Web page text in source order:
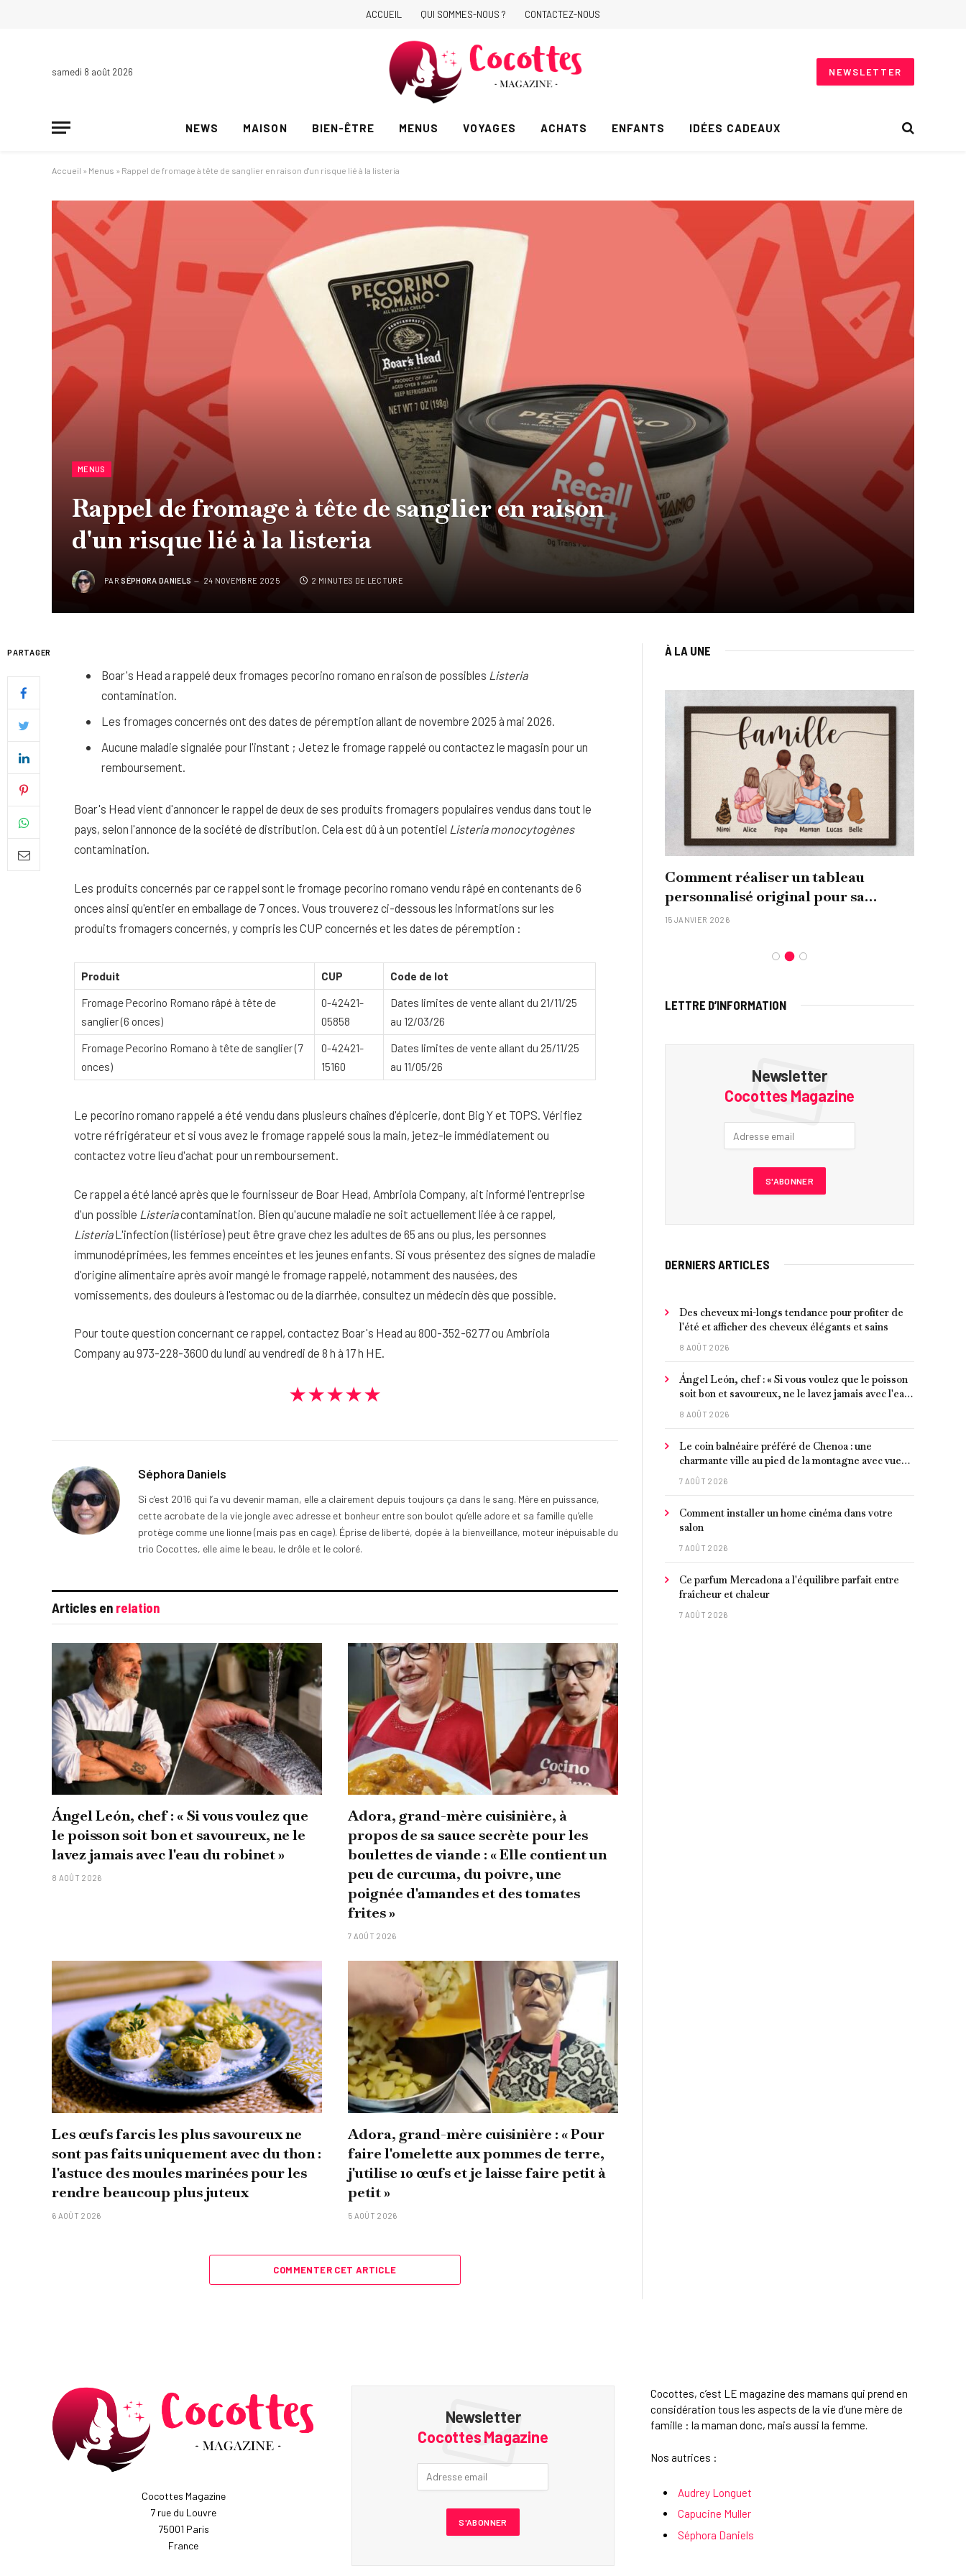
ACCUEIL QUI SOMMES-NOUS ? CONTACTEZ-NOUS
samedi 8 août 2026 NEWSLETTER
NEWS MAISON BIEN-ÊTRE MENUS VOYAGES ACHATS ENFANTS IDÉES CADEAUX
Accueil » Menus » Rappel de fromage à tête de sanglier en raison d'un risque lié à la listeria
MENUS
Rappel de fromage à tête de sanglier en raison
d'un risque lié à la listeria
PAR SÉPHORA DANIELS 24 NOVEMBRE 2025 2 MINUTES DE LECTURE
PARTAGER
Boar's Head a rappelé deux fromages pecorino romano en raison de possibles Listeria
contamination.
Les fromages concernés ont des dates de péremption allant de novembre 2025 à mai 2026.
Aucune maladie signalée pour l'instant ; Jetez le fromage rappelé ou contactez le magasin pour un
remboursement.
Boar's Head vient d'annoncer le rappel de deux de ses produits fromagers populaires vendus dans tout le
pays, selon l'annonce de la société de distribution. Cela est dû à un potentiel Listeria monocytogènes
contamination.
Les produits concernés par ce rappel sont le fromage pecorino romano vendu râpé en contenants de 6
onces ainsi qu'entier en emballage de 7 onces. Vous trouverez ci-dessous les informations sur les
produits fromagers concernés, y compris les CUP concernés et les dates de péremption :
Produit CUP Code de lot
Fromage Pecorino Romano râpé à tête de
sanglier (6 onces)
0-42421-
05858
Dates limites de vente allant du 21/11/25
au 12/03/26
Fromage Pecorino Romano à tête de sanglier (7
onces)
0-42421-
15160
Dates limites de vente allant du 25/11/25
au 11/05/26
Le pecorino romano rappelé a été vendu dans plusieurs chaînes d'épicerie, dont Big Y et TOPS. Vérifiez
votre réfrigérateur et si vous avez le fromage rappelé sous la main, jetez-le immédiatement ou
contactez votre lieu d'achat pour un remboursement.
Ce rappel a été lancé après que le fournisseur de Boar Head, Ambriola Company, ait informé l'entreprise
d'un possible Listeriacontamination. Bien qu'aucune maladie ne soit actuellement liée à ce rappel,
ListeriaL'infection (listériose) peut être grave chez les adultes de 65 ans ou plus, les personnes
immunodéprimées, les femmes enceintes et les jeunes enfants. Si vous présentez des signes de maladie
d'origine alimentaire après avoir mangé le fromage rappelé, notamment des nausées, des
vomissements, des douleurs à l'estomac ou de la diarrhée, consultez un médecin dès que possible.
Pour toute question concernant ce rappel, contactez Boar's Head au 800-352-6277 ou Ambriola
Company au 973-228-3600 du lundi au vendredi de 8 h à 17 h HE.
★★★★★
Séphora Daniels
Si c’est 2016 qui l’a vu devenir maman, elle a clairement depuis toujours ça dans le sang. Mère en puissance,
cette acrobate de la vie jongle avec adresse et bonheur entre son boulot qu’elle adore et sa famille qu’elle
protège comme une lionne (mais pas en cage). Éprise de liberté, dopée à la bienveillance, moteur inépuisable du
trio Cocottes, elle aime le beau, le drôle et le coloré.
Articles en relation
Ángel León, chef : « Si vous voulez que
le poisson soit bon et savoureux, ne le
lavez jamais avec l'eau du robinet »
8 AOÛT 2026
Adora, grand-mère cuisinière, à
propos de sa sauce secrète pour les
boulettes de viande : « Elle contient un
peu de curcuma, du poivre, une
poignée d'amandes et des tomates
frites »
7 AOÛT 2026
Les œufs farcis les plus savoureux ne
sont pas faits uniquement avec du thon :
l'astuce des moules marinées pour les
rendre beaucoup plus juteux
6 AOÛT 2026
Adora, grand-mère cuisinière : « Pour
faire l'omelette aux pommes de terre,
j'utilise 10 œufs et je laisse faire petit à
petit »
5 AOÛT 2026
COMMENTER CET ARTICLE
À LA UNE
uniforme et lumineuse
utiliser pour ne pas l’irriter ?
Comment réaliser un tableau
personnalisé original pour sa
famille ?
15 JANVIER 2026
LETTRE D’INFORMATION
Newsletter
Cocottes Magazine
DERNIERS ARTICLES
Des cheveux mi-longs tendance pour profiter de
l'été et afficher des cheveux élégants et sains
8 AOÛT 2026
Ángel León, chef : « Si vous voulez que le poisson
soit bon et savoureux, ne le lavez jamais avec l'eau
du robinet »
8 AOÛT 2026
Le coin balnéaire préféré de Chenoa : une
charmante ville au pied de la montagne avec vue
sur la Méditerranée, bon poisson et criques
7 AOÛT 2026
Comment installer un home cinéma dans votre
salon
7 AOÛT 2026
Ce parfum Mercadona a l'équilibre parfait entre
fraîcheur et chaleur
7 AOÛT 2026
Cocottes Magazine
7 rue du Louvre
75001 Paris
France
Newsletter
Cocottes Magazine
Cocottes, c’est LE magazine des mamans qui prend en
considération tous les aspects de la vie d’une mère de
famille : la maman donc, mais aussi la femme.
Nos autrices :
Audrey Longuet
Capucine Muller
Séphora Daniels